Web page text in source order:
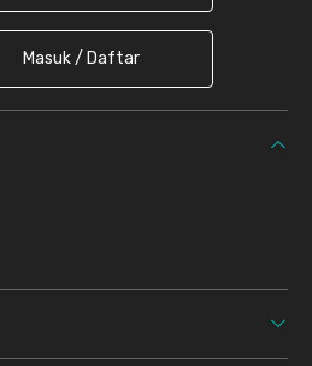
Masuk / Daftar